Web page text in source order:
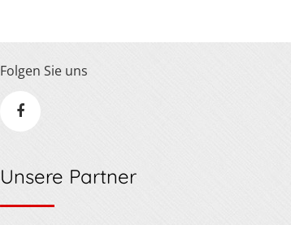
Folgen Sie uns
Unsere Partner